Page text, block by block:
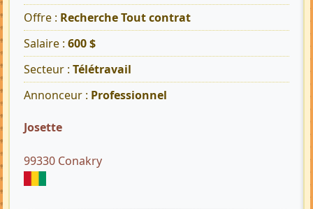
Offre : Recherche Tout contrat
Salaire : 600 $
Secteur : Télétravail
Annonceur : Professionnel
Josette
99330 Conakry